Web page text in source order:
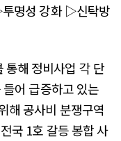
명성 강화 ▷신탁방
통해 정비사업 각 단
어 급증하고 있는
해 공사비 분쟁구역
국 1호 갈등 봉합 사